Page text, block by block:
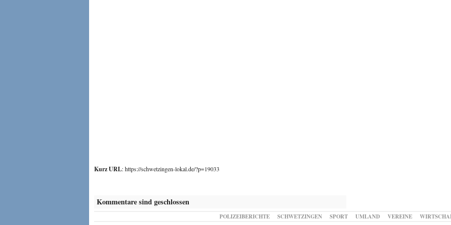
Kurz URL: https://schwetzingen-lokal.de/?p=19033
Kommentare sind geschlossen
POLIZEIBERICHTE SCHWETZINGEN SPORT UMLAND VEREINE